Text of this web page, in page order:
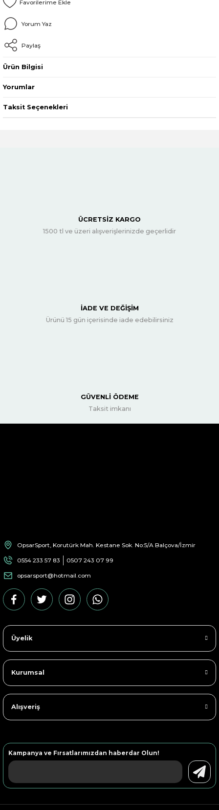
Yorum Yaz
Paylaş
Ürün Bilgisi
Yorumlar
Taksit Seçenekleri
ÜCRETSİZ KARGO
1500 tl ve üzeri alışverişlerinizde geçerlidir
İADE VE DEĞİŞİM
Ürünü 15 gün içerisinde iade edebilirsiniz
GÜVENLİ ÖDEME
Taksit imkanı
OpsarSport, Korutürk Mah. Kestane Sok. No:5/A Balçova/İzmir
0554 233 57 83 0507 243 07 99
opsarsport@hotmail.com
Üyelik
Kurumsal
Alışveriş
Kampanya ve Fırsatlarımızdan haberdar Olun!